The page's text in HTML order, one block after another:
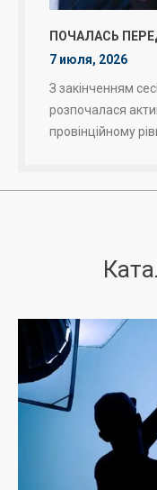
ПОЧАЛАСЬ
7 июля, 2026
З закінченням
розпочалася
провінційному